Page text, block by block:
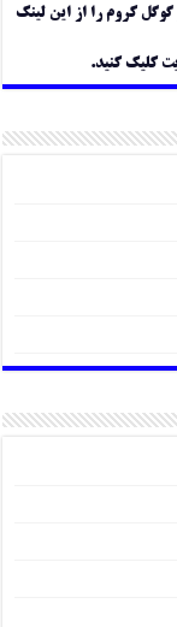
گوگل کروم را از این لینک
کلیک کنید.